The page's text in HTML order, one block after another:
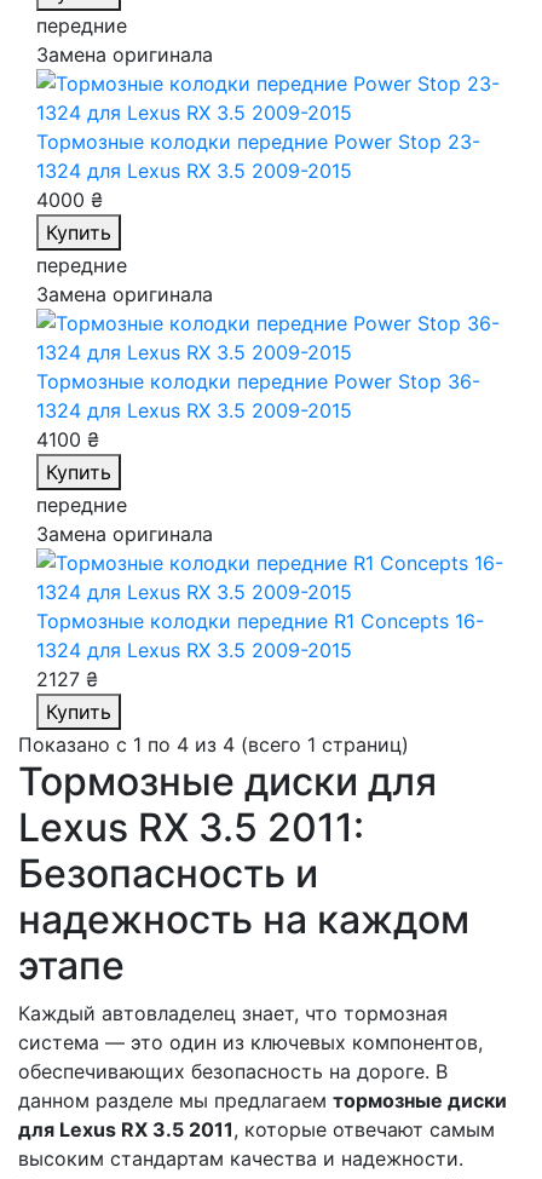
передние
Замена оригинала
Тормозные колодки передние Power Stop 23-
1324 для Lexus RX 3.5 2009-2015
4000 ₴
Купить
передние
Замена оригинала
Тормозные колодки передние Power Stop 36-
1324 для Lexus RX 3.5 2009-2015
4100 ₴
Купить
передние
Замена оригинала
Тормозные колодки передние R1 Concepts 16-
1324 для Lexus RX 3.5 2009-2015
2127 ₴
Купить
Показано с 1 по 4 из 4 (всего 1 страниц)
Тормозные диски для
Lexus RX 3.5 2011:
Безопасность и
надежность на каждом
этапе
Каждый автовладелец знает, что тормозная
система — это один из ключевых компонентов,
обеспечивающих безопасность на дороге. В
данном разделе мы предлагаем тормозные диски
для Lexus RX 3.5 2011, которые отвечают самым
высоким стандартам качества и надежности.